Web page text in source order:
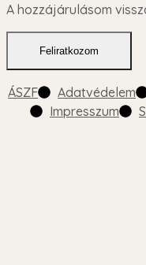
A hozzájárulásom
ÁSZF Adatvédelem
Impresszum